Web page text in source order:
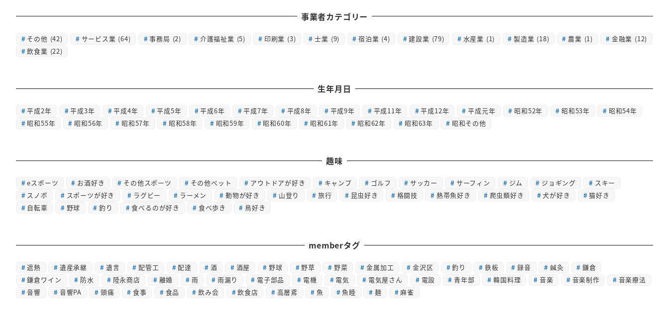
事業者カテゴリー
その他 (42) サービス業 (64) 事務局 (2) 介護福祉業 (5) 印刷業 (3) 士業 (9) 宿泊業 (4) 建設業 (79) 水産業 (1) 製造業 (18) 農業 (1) 金融業 (12)
飲食業 (22)
生年月日
平成2年 平成3年 平成4年 平成5年 平成6年 平成7年 平成8年 平成9年 平成11年 平成12年 平成元年 昭和52年 昭和53年
昭和54年
昭和55年
昭和56年 昭和57年 昭和58年 昭和59年 昭和60年 昭和61年 昭和62年 昭和63年 昭和その他
趣味
eスポーツ お酒好き その他スポーツ その他ペット アウトドアが好き キャンプ ゴルフ サッカー サーフィン ジム ジョギング
スキー
スノボ
スポーツが好き ラグビー ラーメン 動物が好き 山登り 旅行 昆虫好き 格闘技 熱帯魚好き 爬虫類好き 犬が好き
猫好き
自転車
野球 釣り 食べるのが好き 食べ歩き 鳥好き
memberタグ
遮熱 遺産承継 遺言 配管工 配達 酒 酒屋 野球 野草 野菜 金属加工 金沢区 釣り 鉄板 録音 鍼灸
鎌倉
鎌倉ワイン
防水 陸永商店 離婚 雨 雨漏り 電子部品 電機 電気 電気屋さん 電設 青年部 韓国料理 音楽 音楽制作
音楽療法
音響
音響PA 頭痛 食事 食品 飲み会 飲食店 高層鳶 魚 魚睦 麺 麻雀